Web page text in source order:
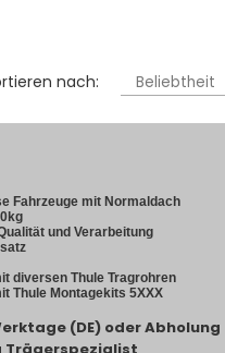
nach:
Fahrzeuge mit Normaldach
und Verarbeitung
diversen Thule Tragrohren
Thule Montagekits 5XXX
(DE) oder Abholung